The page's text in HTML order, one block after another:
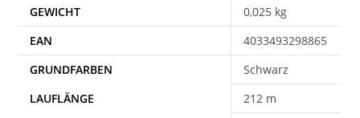
GEWICHT
0,025 kg
EAN
4033493298865
Schwarz
212 m